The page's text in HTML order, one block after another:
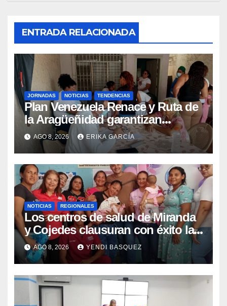
ENTRADA RELACIONADA
JORNADAS NOTICIAS TENDENCIAS
Plan Venezuela Renace y Ruta de
la Aragüeñidad garantizan
atención médica integral en
Aragua
AGO 8, 2026 ERIKA GARCÍA
NOTICIAS REGIONALES
Los centros de salud de Miranda
y Cojedes clausuran con éxito la
Semana Mundial de la Lactancia
Materna
AGO 8, 2026 YENDI BASQUEZ